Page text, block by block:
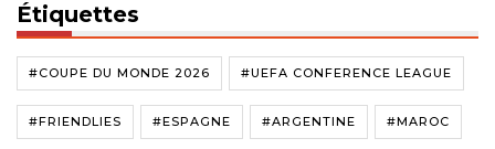
Étiquettes
#COUPE DU MONDE 2026 #UEFA CONFERENCE LEAGUE
#FRIENDLIES #ESPAGNE #ARGENTINE #MAROC